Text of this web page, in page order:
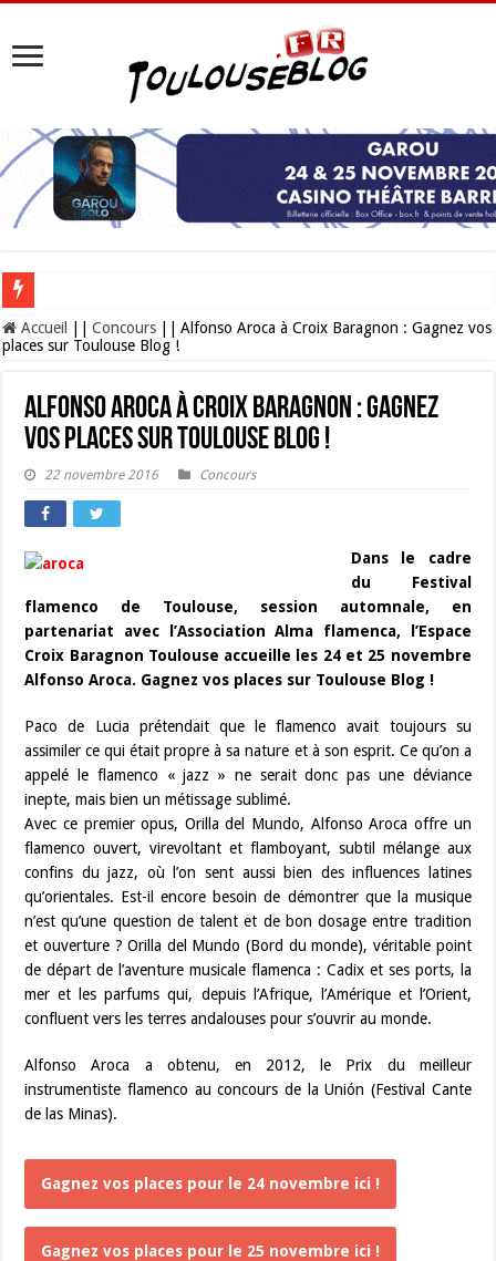
Les Nocturnes de la Cité de l’espace 2026 : l’événement incontournable de
Accueil Concours
Alfonso Aroca à Croix Baragnon : Gagnez vos
places sur Toulouse Blog !
Alfonso Aroca à Croix Baragnon : Gagnez
vos places sur Toulouse Blog !
22 novembre 2016 Concours
Dans le cadre
du Festival
flamenco de Toulouse, session automnale, en
partenariat avec l’Association Alma flamenca, l’Espace
Croix Baragnon Toulouse accueille les 24 et 25 novembre
Alfonso Aroca. Gagnez vos places sur Toulouse Blog !
Paco de Lucia prétendait que le flamenco avait toujours su
assimiler ce qui était propre à sa nature et à son esprit. Ce qu’on a
appelé le flamenco « jazz » ne serait donc pas une déviance
inepte, mais bien un métissage sublimé.
Avec ce premier opus, Orilla del Mundo, Alfonso Aroca offre un
flamenco ouvert, virevoltant et flamboyant, subtil mélange aux
confins du jazz, où l’on sent aussi bien des influences latines
qu’orientales. Est-il encore besoin de démontrer que la musique
n’est qu’une question de talent et de bon dosage entre tradition
et ouverture ? Orilla del Mundo (Bord du monde), véritable point
de départ de l’aventure musicale flamenca : Cadix et ses ports, la
mer et les parfums qui, depuis l’Afrique, l’Amérique et l’Orient,
confluent vers les terres andalouses pour s’ouvrir au monde.
Alfonso Aroca a obtenu, en 2012, le Prix du meilleur
instrumentiste flamenco au concours de la Unión (Festival Cante
de las Minas).
Gagnez vos places pour le 24 novembre ici !
Gagnez vos places pour le 25 novembre ici !